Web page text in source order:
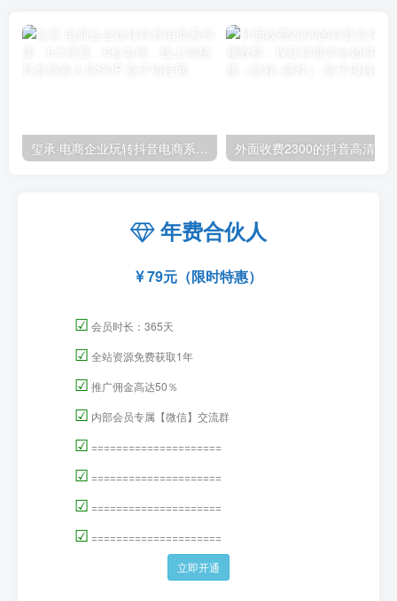
玺承·电商企业玩转抖音电商系列课，6大维度，6位老师，线上揭秘抖音商家入局SOP
年费合伙人
79元（限时特惠）
☑ 会员时长：365天
☑ 全站资源免费获取1年
☑ 推广佣金高达50％
☑ 内部会员专属【微信】交流群
☑ =====================
☑ =====================
☑ =====================
☑ =====================
立即开通